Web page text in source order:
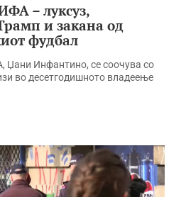
– луксуз,
и закана од
фудбал
Џани Инфантино, се соочува со
во десетгодишното владеење